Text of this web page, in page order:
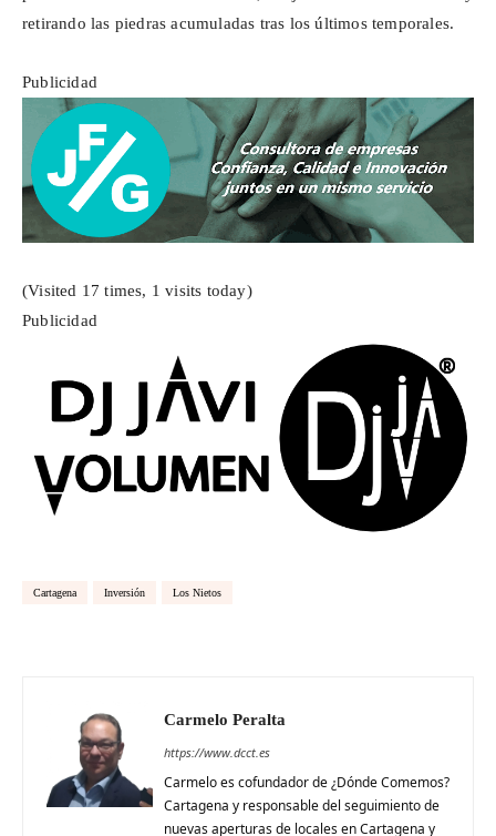
retirando las piedras acumuladas tras los últimos temporales.
Publicidad
(Visited 17 times, 1 visits today)
Publicidad
Cartagena Inversión Los Nietos
Carmelo Peralta
https://www.dcct.es
Carmelo es cofundador de ¿Dónde Comemos?
Cartagena y responsable del seguimiento de
nuevas aperturas de locales en Cartagena y